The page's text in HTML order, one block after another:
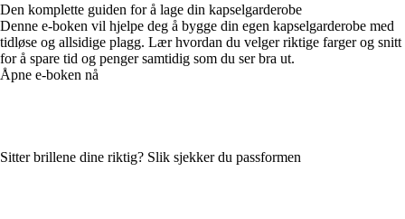
Den komplette guiden for å lage din kapselgarderobe
Denne e-boken vil hjelpe deg å bygge din egen kapselgarderobe med
tidløse og allsidige plagg. Lær hvordan du velger riktige farger og snitt
for å spare tid og penger samtidig som du ser bra ut.
Åpne e-boken nå
Sitter brillene dine riktig? Slik sjekker du passformen